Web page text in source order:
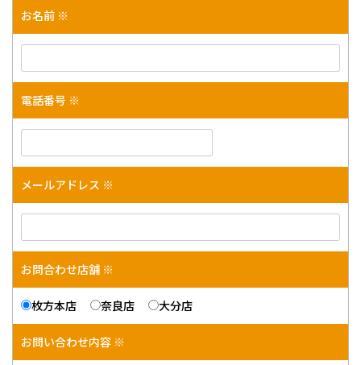
お名前 ※
電話番号 ※
メールアドレス ※
お問合わせ店舗 ※
枚方本店 奈良店 大分店
お問い合わせ内容 ※